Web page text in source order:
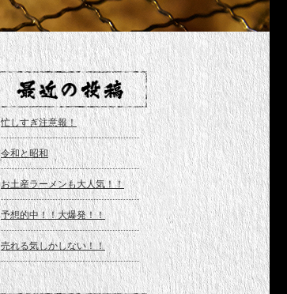
忙しすぎ注意報！
令和と昭和
お土産ラーメンも大人気！！
予想的中！！大爆発！！
売れる気しかしない！！